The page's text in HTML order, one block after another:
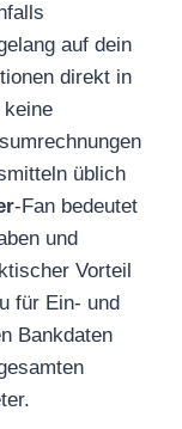
auf dein
direkt in
üblich
-Fan bedeutet
und
Vorteil
für Ein- und
Bankdaten